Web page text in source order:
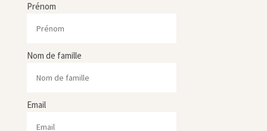
Prénom
Nom de famille
Email